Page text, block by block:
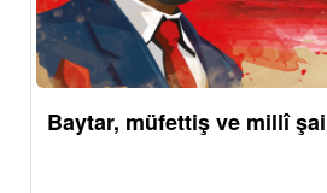
Baytar, müfettiş ve millî